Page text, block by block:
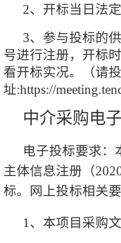
2、开标当日法
3、参与投标的
号进行注册，开标
看开标实况。（请
址:https://
中介采购电
电子投标要求：
主体信息注册（
标。网上投标相关要
1、本项目采购